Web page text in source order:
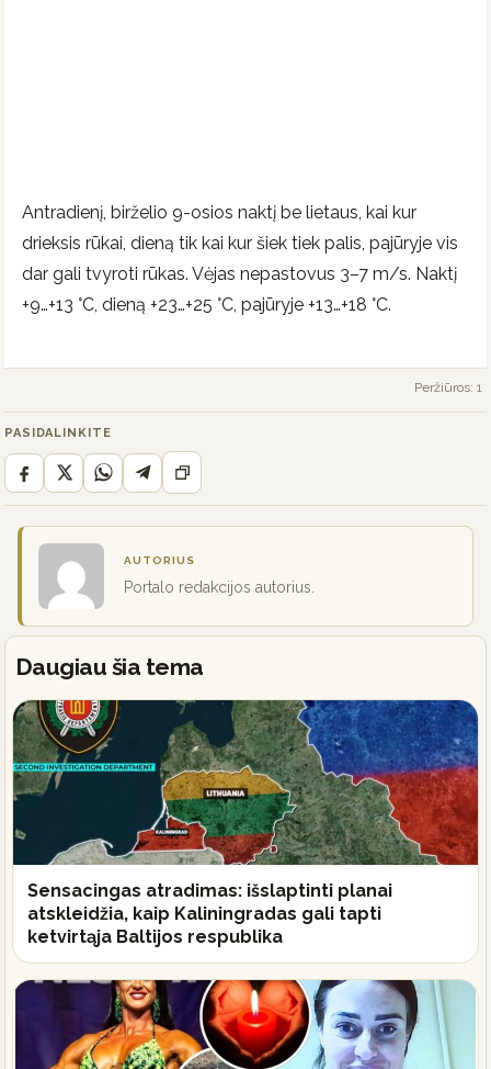
Antradienį, birželio 9-osios naktį be lietaus, kai kur
drieksis rūkai, dieną tik kai kur šiek tiek palis, pajūryje vis
dar gali tvyroti rūkas. Vėjas nepastovus 3–7 m/s. Naktį
+9…+13 °C, dieną +23…+25 °C, pajūryje +13…+18 °C.
Peržiūros: 1
PASIDALINKITE
AUTORIUS
Portalo redakcijos autorius.
Daugiau šia tema
Sensacingas atradimas: išslaptinti planai
atskleidžia, kaip Kaliningradas gali tapti
ketvirtąja Baltijos respublika